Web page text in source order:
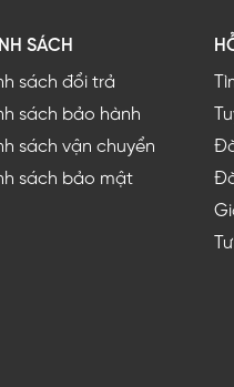
SÁCH
sách đổi trả
sách bảo hành
sách vận chuyển
sách bảo mật